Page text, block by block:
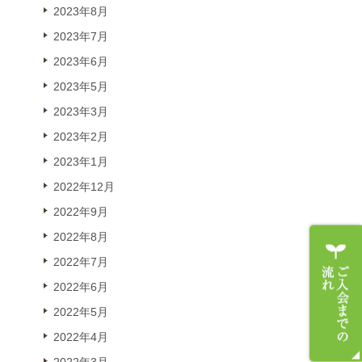
2023年8月
2023年7月
2023年6月
2023年5月
2023年3月
2023年2月
2023年1月
2022年12月
2022年9月
2022年8月
2022年7月
2022年6月
2022年5月
2022年4月